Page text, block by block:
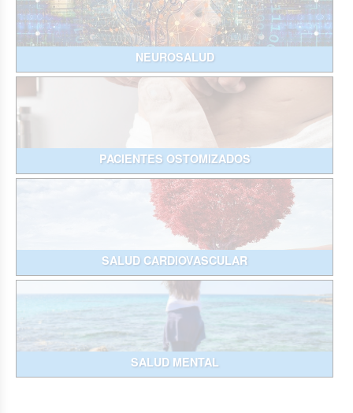
NEUROSALUD
PACIENTES OSTOMIZADOS
SALUD CARDIOVASCULAR
SALUD MENTAL